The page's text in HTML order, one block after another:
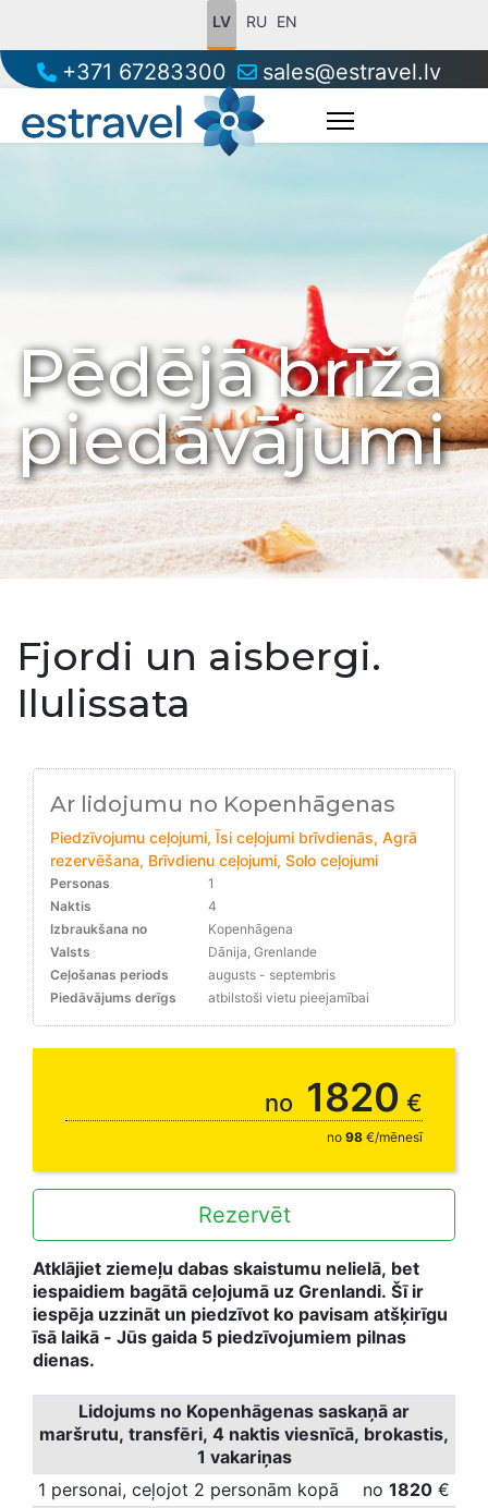
LV RU EN
+371 67283300 sales@estravel.lv
Pēdējā brīža
piedāvājumi
Fjordi un aisbergi.
Ilulissata
Ar lidojumu no Kopenhāgenas
Piedzīvojumu ceļojumi, Īsi ceļojumi brīvdienās, Agrā
rezervēšana, Brīvdienu ceļojumi, Solo ceļojumi
Personas
1
Naktis
4
Izbraukšana no
Kopenhāgena
Valsts
Dānija, Grenlande
Ceļošanas periods
augusts - septembris
Piedāvājums derīgs
atbilstoši vietu pieejamībai
no 1820 €
no 98 €/mēnesī
Rezervēt
Atklājiet ziemeļu dabas skaistumu nelielā, bet
iespaidiem bagātā ceļojumā uz Grenlandi. Šī ir
iespēja uzzināt un piedzīvot ko pavisam atšķirīgu
īsā laikā - Jūs gaida 5 piedzīvojumiem pilnas
dienas.
Lidojums no Kopenhāgenas saskaņā ar
maršrutu, transfēri, 4 naktis viesnīcā, brokastis,
1 vakariņas
1 personai, ceļojot 2 personām kopā
no1820 €